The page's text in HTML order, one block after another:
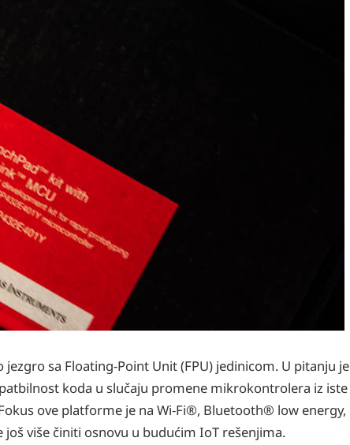
sa Floating-Point Unit (FPU) jedinicom. U pitanju je
koda u slučaju promene mikrokontrolera iz iste
ove platforme je na Wi-Fi®, Bluetooth® low energy,
još više činiti osnovu u budućim IoT rešenjima.